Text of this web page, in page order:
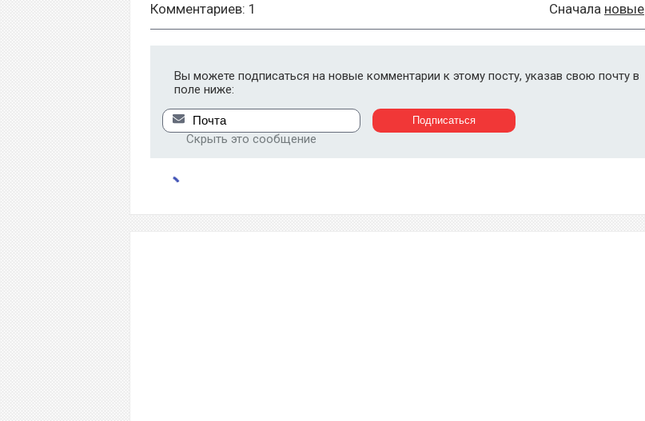
Комментариев: 1 Сначала новые
Вы можете подписаться на новые комментарии к этому посту, указав свою почту в
поле ниже:
Скрыть это сообщение